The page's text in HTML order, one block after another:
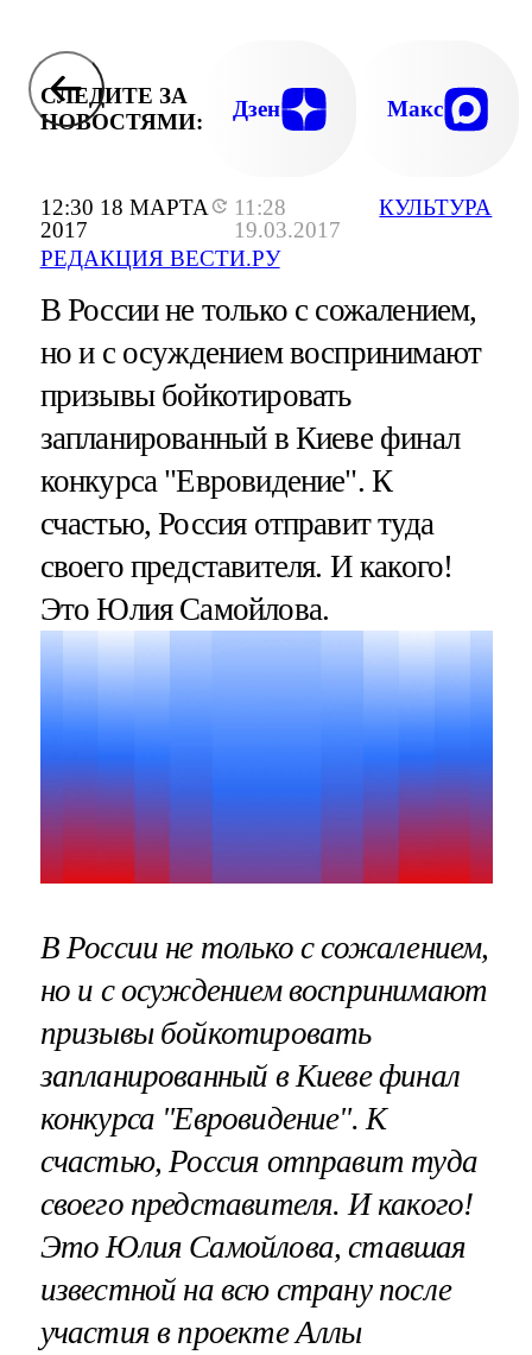
12:30 18 МАРТА
2017
11:28
19.03.2017
РЕДАКЦИЯ ВЕСТИ.РУ
КУЛЬТУРА
СЛЕДИТЕ ЗА
НОВОСТЯМИ:
Дзен Макс
В России не только с сожалением,
но и с осуждением воспринимают
призывы бойкотировать
запланированный в Киеве финал
конкурса "Евровидение". К
счастью, Россия отправит туда
своего представителя. И какого!
Это Юлия Самойлова.
В России не только с сожалением,
но и с осуждением воспринимают
призывы бойкотировать
запланированный в Киеве финал
конкурса "Евровидение". К
счастью, Россия отправит туда
своего представителя. И какого!
Это Юлия Самойлова, ставшая
известной на всю страну после
участия в проекте Аллы